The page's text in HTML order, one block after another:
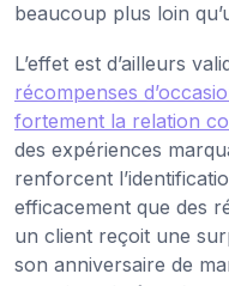
beaucoup plus loin
L’effet est d’ailleurs
récompenses
fortement la relation
des expériences
renforcent
efficacement que des
un client reçoit une
son anniversaire de